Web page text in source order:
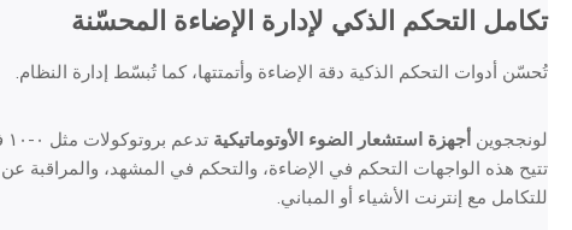
تكامل التحكم الذكي لإدارة الإضاءة المحسّنة
تُحسّن أدوات التحكم الذكية دقة الإضاءة وأتمتتها، كما تُبسّط إدارة النظام.
لونججوين أجهزة استشعار الضوء الأوتوماتيكية
تتيح هذه الواجهات التحكم في الإضاءة، والتحكم في المشهد، والمراقبة عن
للتكامل مع إنترنت الأشياء أو المباني.